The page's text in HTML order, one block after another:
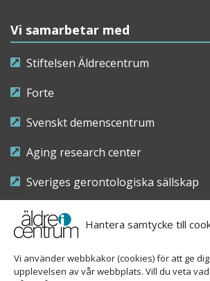
Hantera samtycke till
Vi använder webbkakor (cookies) för att ge
upplevelsen av vår webbplats. Vill du veta vad
Vi samarbetar med
Stiftelsen Äldrecentrum
Forte
Svenskt demenscentrum
Aging research center
Sveriges gerontologiska sällskap
Riksföreningen för sjuksköterskor
demensvård
Nationellt kompetenscentrum